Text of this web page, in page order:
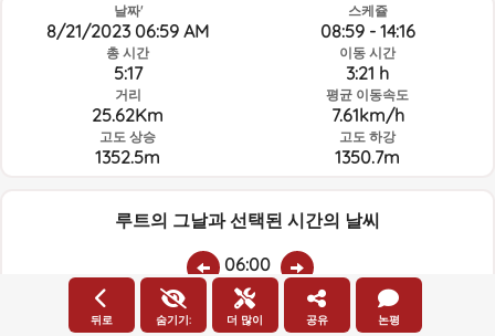
날짜'
8/21/2023 06:59 AM
총 시간
5:17
거리
25.62Km
고도 상승
1352.5m
스케쥴
08:59 - 14:16
이동 시간
3:21 h
평균 이동속도
7.61km/h
고도 하강
1350.7m
루트의 그날과 선택된 시간의 날씨
06:00
온도 비평균 습도: 풍속: 풍향:
뒤로 숨기기: 더 많이 공유 논평